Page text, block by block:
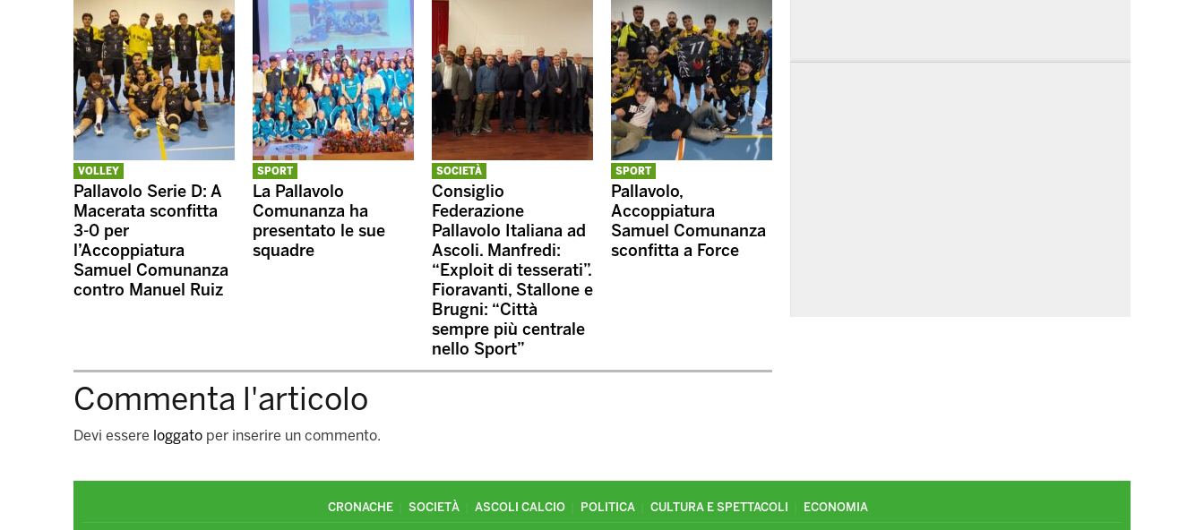
VOLLEY
Pallavolo Serie D: A
Macerata sconfitta
3-0 per
l’Accoppiatura
Samuel Comunanza
contro Manuel Ruiz
SPORT
La Pallavolo
Comunanza ha
presentato le sue
squadre
SOCIETÀ
Consiglio
Federazione
Pallavolo Italiana ad
Ascoli. Manfredi:
“Exploit di tesserati”.
Fioravanti, Stallone e
Brugni: “Città
sempre più centrale
nello Sport”
SPORT
Pallavolo,
Accoppiatura
Samuel Comunanza
sconfitta a Force
Commenta l'articolo
Devi essere loggato per inserire un commento.
CRONACHE SOCIETÀ ASCOLI CALCIO POLITICA CULTURA E SPETTACOLI ECONOMIA